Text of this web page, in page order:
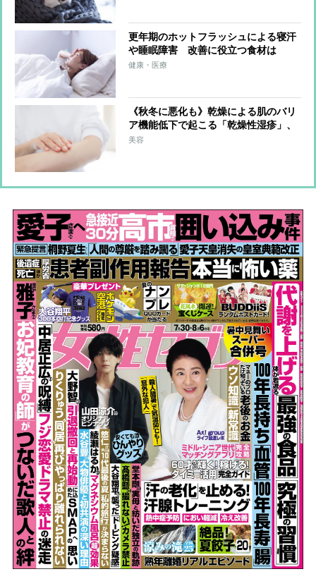
更年期のホットフラッシュによる寝汗
や睡眠障害 改善に役立つ食材は
GABAを含むかぼちゃ【医師解説】
健康・医療
《秋冬に悪化も》乾燥による肌のバリ
ア機能低下で起こる「乾燥性湿疹」、
予防に欠かせない食べ物は？
美容